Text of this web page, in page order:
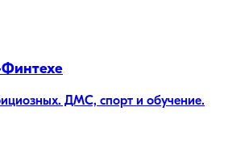
ДМС, спорт и обучение.